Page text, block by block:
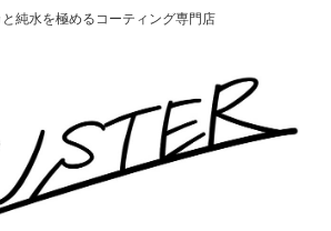
と純水を極めるコーティング専門店